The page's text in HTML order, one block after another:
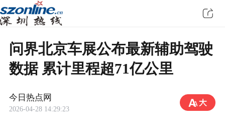
问界北京车展公布最新辅助驾驶
数据 累计里程超71亿公里
今日热点网
2026-04-28 14:29:23